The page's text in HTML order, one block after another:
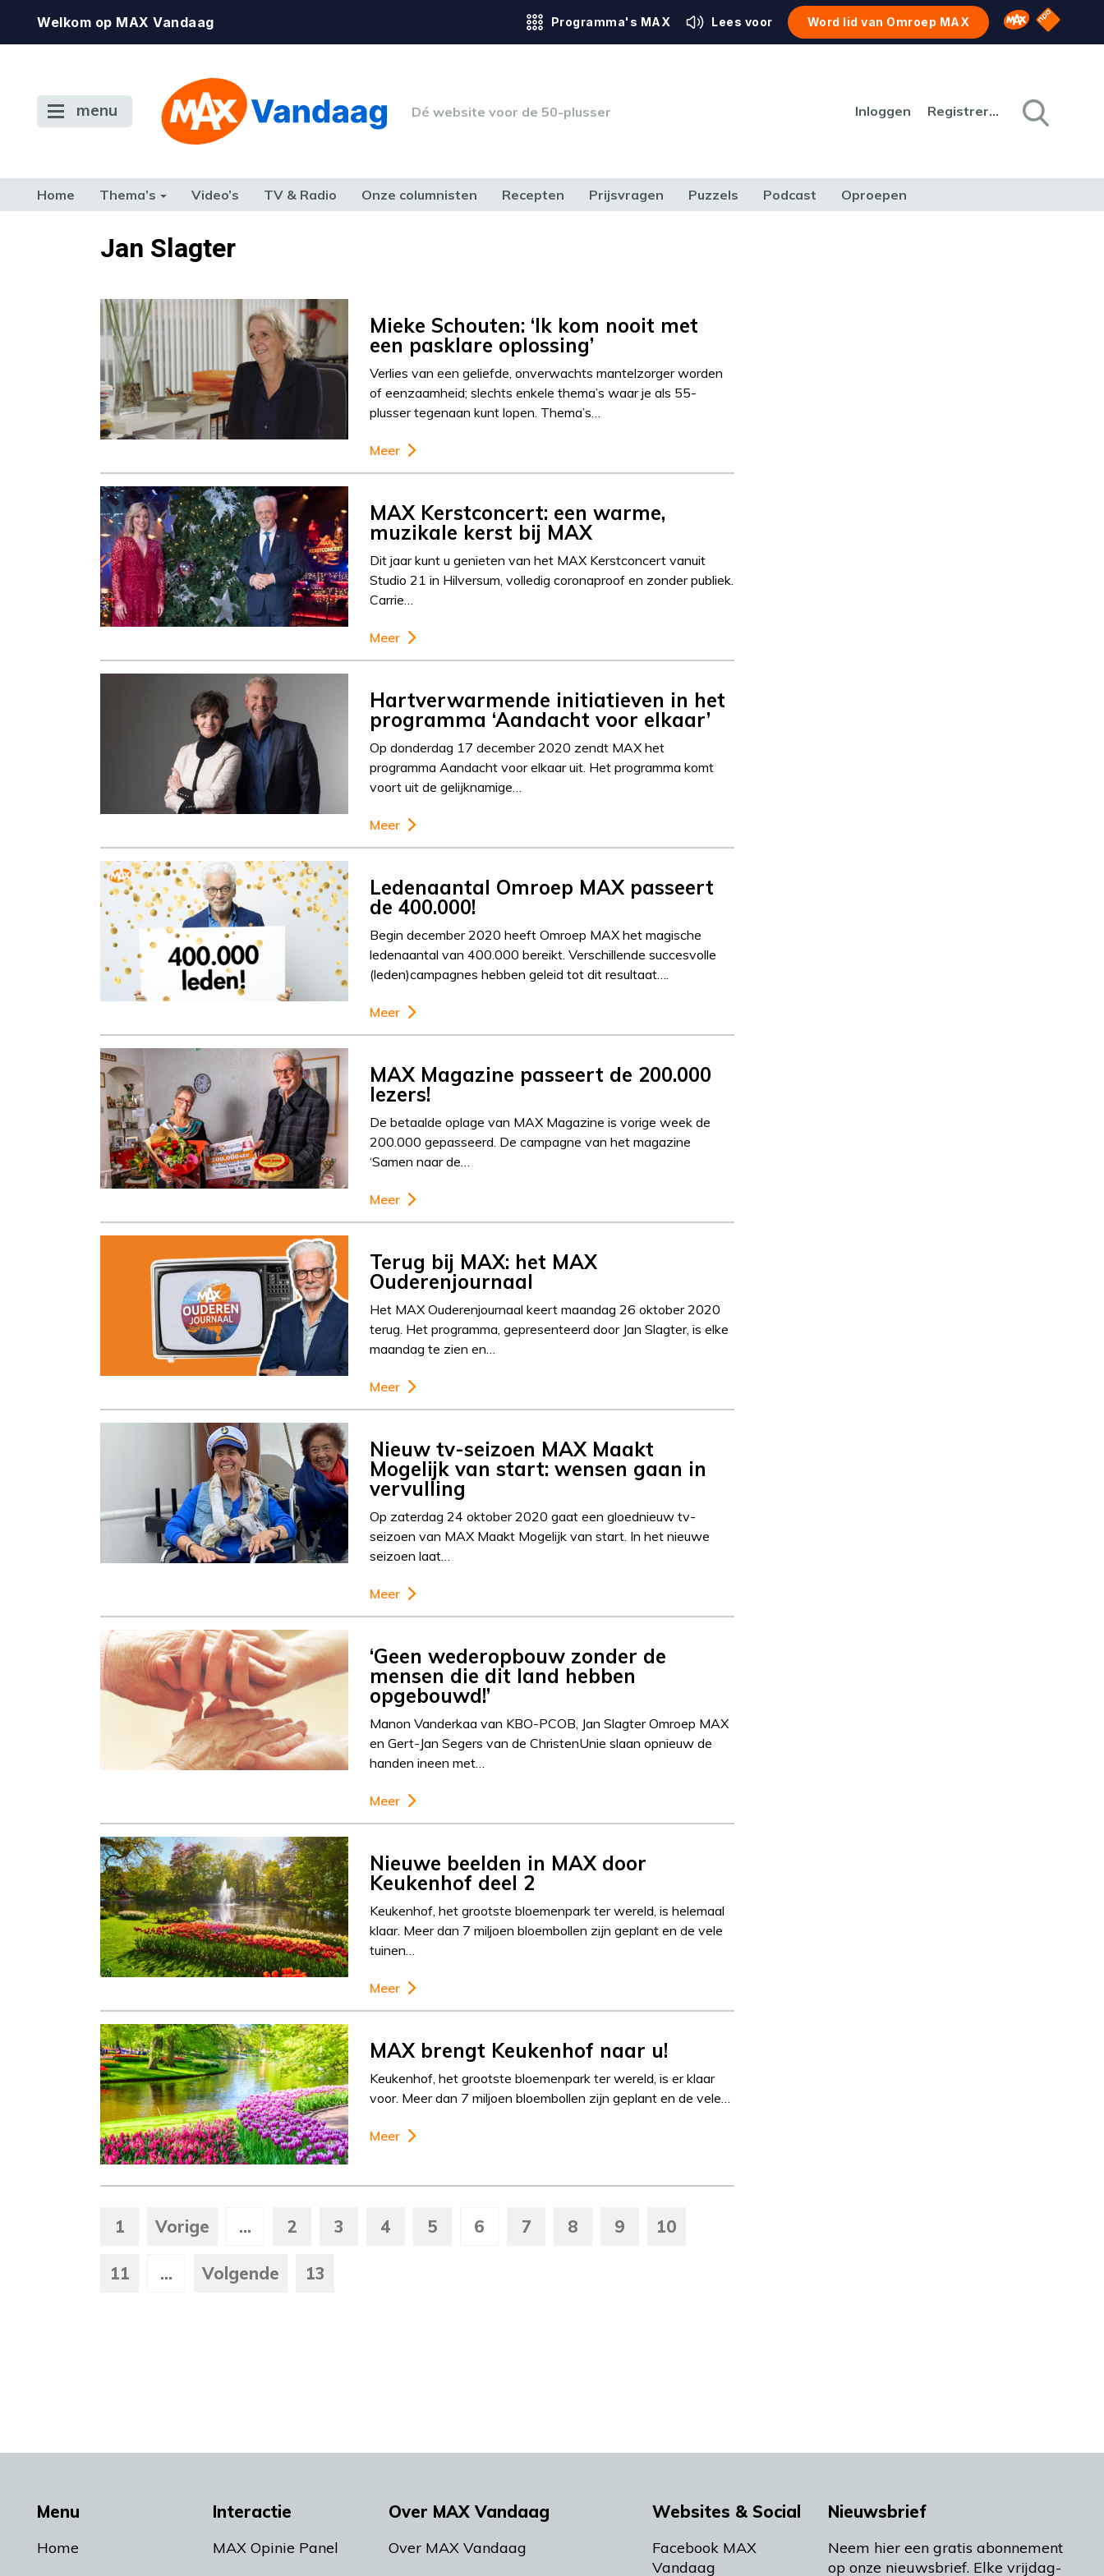
Welkom op MAX Vandaag Programma's MAX Lees voor Word lid van Omroep MAX Omroep MAX
NPO
menu Dé website voor de 50-plusser Inloggen Registreren
Home Thema’s Video’s TV & Radio Onze columnisten Recepten Prijsvragen Puzzels Podcast Oproepen
TERUG NAAR TOENJan Slagter
Mieke Schouten: ‘Ik kom nooit met
een pasklare oplossing’
Verlies van een geliefde, onverwachts mantelzorger worden
of eenzaamheid; slechts enkele thema’s waar je als 55-
plusser tegenaan kunt lopen. Thema’s…
Meer
MAX Kerstconcert: een warme,
muzikale kerst bij MAX
Dit jaar kunt u genieten van het MAX Kerstconcert vanuit
Studio 21 in Hilversum, volledig coronaproof en zonder publiek.
Carrie…
Meer
Hartverwarmende initiatieven in het
programma ‘Aandacht voor elkaar’
Op donderdag 17 december 2020 zendt MAX het
programma Aandacht voor elkaar uit. Het programma komt
voort uit de gelijknamige…
Meer
Ledenaantal Omroep MAX passeert
de 400.000!
Begin december 2020 heeft Omroep MAX het magische
ledenaantal van 400.000 bereikt. Verschillende succesvolle
(leden)campagnes hebben geleid tot dit resultaat….
Meer
MAX Magazine passeert de 200.000
lezers!
De betaalde oplage van MAX Magazine is vorige week de
200.000 gepasseerd. De campagne van het magazine
‘Samen naar de…
Meer
Terug bij MAX: het MAX
Ouderenjournaal
Het MAX Ouderenjournaal keert maandag 26 oktober 2020
terug. Het programma, gepresenteerd door Jan Slagter, is elke
maandag te zien en…
Meer
Nieuw tv-seizoen MAX Maakt
Mogelijk van start: wensen gaan in
vervulling
Op zaterdag 24 oktober 2020 gaat een gloednieuw tv-
seizoen van MAX Maakt Mogelijk van start. In het nieuwe
seizoen laat…
Meer
‘Geen wederopbouw zonder de
mensen die dit land hebben
opgebouwd!’
Manon Vanderkaa van KBO-PCOB, Jan Slagter Omroep MAX
en Gert-Jan Segers van de ChristenUnie slaan opnieuw de
handen ineen met…
Meer
Nieuwe beelden in MAX door
Keukenhof deel 2
Keukenhof, het grootste bloemenpark ter wereld, is helemaal
klaar. Meer dan 7 miljoen bloembollen zijn geplant en de vele
tuinen…
Meer
MAX brengt Keukenhof naar u!
Keukenhof, het grootste bloemenpark ter wereld, is er klaar
voor. Meer dan 7 miljoen bloembollen zijn geplant en de vele…
Meer
1 Vorige ... 2 3 4 5 6 7 8 9 10
11 ... Volgende 13
Menu
Home
Interactie
MAX Opinie Panel
Over MAX Vandaag
Over MAX Vandaag
Websites & Social
Facebook MAX
Vandaag
Nieuwsbrief
Neem hier een gratis abonnement
op onze nieuwsbrief. Elke vrijdag-